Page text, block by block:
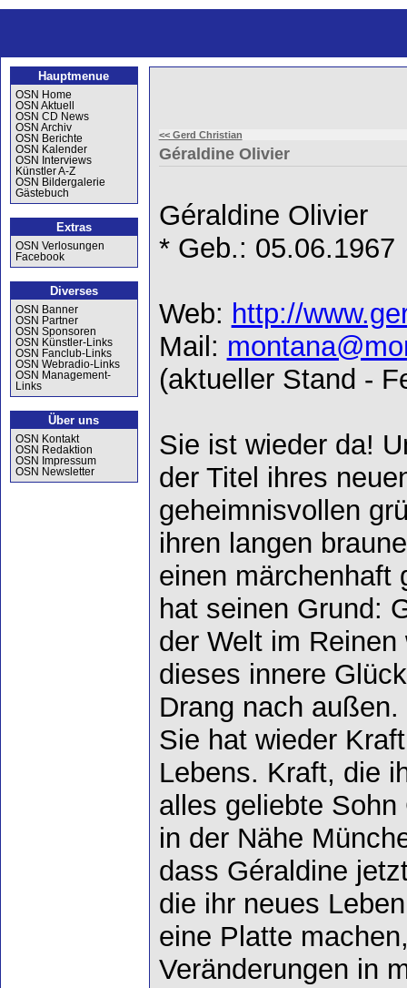
Hauptmenue
OSN Home
OSN Aktuell
OSN CD News
OSN Archiv
OSN Berichte
OSN Kalender
OSN Interviews
Künstler A-Z
OSN Bildergalerie
Gästebuch
Extras
OSN Verlosungen
Facebook
Diverses
OSN Banner
OSN Partner
OSN Sponsoren
OSN Künstler-Links
OSN Fanclub-Links
OSN Webradio-Links
OSN Management-
Links
Über uns
OSN Kontakt
OSN Redaktion
OSN Impressum
OSN Newsletter
<< Gerd Christian
Géraldine Olivier
Géraldine Olivier
* Geb.: 05.06.1967
Web: http://
Mail:
(aktueller Stand -
Sie ist wieder da!
der Titel ihres
geheimnisvollen
ihren langen
einen märchenhaft
hat seinen Grund:
der Welt im
dieses innere
Drang nach außen.
Sie hat wieder
Lebens. Kraft, die
alles geliebte
in der Nähe
dass Géraldine
die ihr neues
eine Platte
Veränderungen in